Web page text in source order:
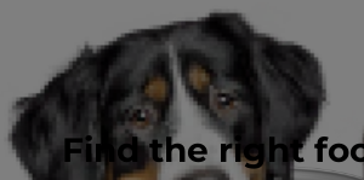
Find the right